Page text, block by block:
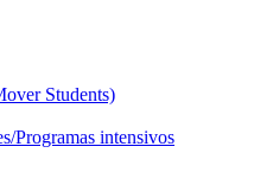
Students)
Programas intensivos